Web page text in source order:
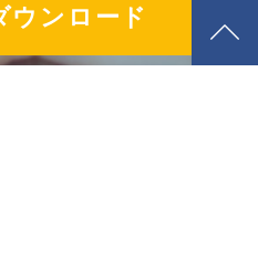
ウンロード